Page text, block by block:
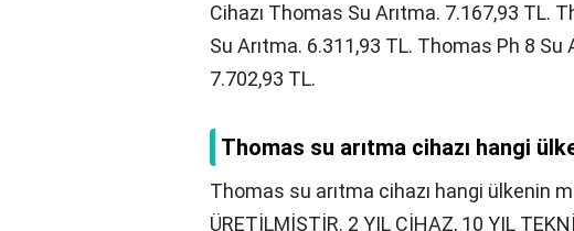
Cihazı Thomas Su Arıtma. 7.167,93 TL.
Su Arıtma. 6.311,93 TL. Thomas Ph 8 Su
7.702,93 TL.
Thomas su arıtma cihazı hangi
Thomas su arıtma cihazı hangi ülkenin
ÜRETİLMİŞTİR. 2 YIL CİHAZ, 10 YIL